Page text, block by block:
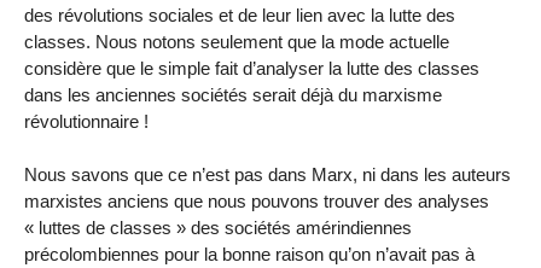
des révolutions sociales et de leur lien avec la lutte des
classes. Nous notons seulement que la mode actuelle
considère que le simple fait d’analyser la lutte des classes
dans les anciennes sociétés serait déjà du marxisme
révolutionnaire !
Nous savons que ce n’est pas dans Marx, ni dans les auteurs
marxistes anciens que nous pouvons trouver des analyses
« luttes de classes » des sociétés amérindiennes
précolombiennes pour la bonne raison qu’on n’avait pas à